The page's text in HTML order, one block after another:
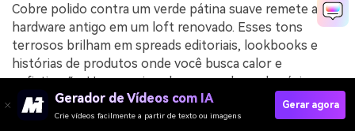
Cobre polido contra um verde pátina suave remete a
hardware antigo em um loft renovado. Esses tons
terrosos brilham em spreads editoriais, lookbooks e
histórias de produtos onde você busca calor e
sofisticação. Use o greige claro como base da página e o
cobre para citações ou marcadores de seção. Dica:
mantenha o verde suave e como secundário para que o
Gerador de Vídeos com IA
Crie vídeos facilmente a partir de texto ou imagens
Gerar agora